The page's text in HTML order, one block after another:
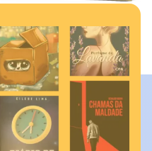
R$20,00
Comprar